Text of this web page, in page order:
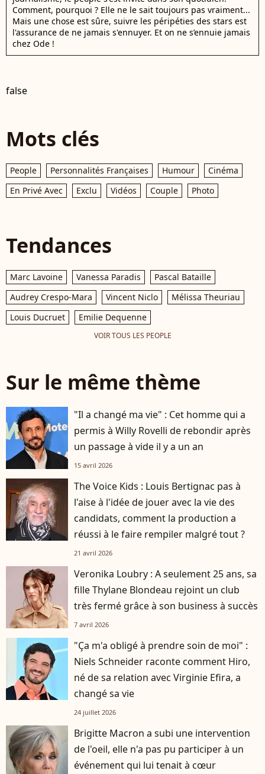
Comment, pourquoi ? Elle ne le sait toujours pas vraiment...
Mais une chose est sûre, suivre les péripéties des stars est
l'assurance de ne jamais s'ennuyer. Et on ne s’ennuie jamais
chez Ode !
false
Mots clés
People Personnalités Françaises Humour
Cinéma
En Privé Avec
Exclu Vidéos Couple Photo
Tendances
Marc Lavoine Vanessa Paradis
Pascal Bataille
Audrey Crespo-Mara
Vincent Niclo
Mélissa Theuriau
Louis Ducruet
Emilie Dequenne
VOIR TOUS LES PEOPLE
Sur le même thème
"Il a changé ma vie" : Cet homme qui a
permis à Willy Rovelli de rebondir après
un passage à vide il y a un an
15 avril 2026
The Voice Kids : Louis Bertignac pas à
l'aise à l'idée de jouer avec la vie des
candidats, comment la production a
réussi à le faire rempiler malgré tout ?
21 avril 2026
Veronika Loubry : A seulement 25 ans, sa
fille Thylane Blondeau rejoint un club
très fermé grâce à son business à succès
7 avril 2026
"Ça m'a obligé à prendre soin de moi" :
Niels Schneider raconte comment Hiro,
né de sa relation avec Virginie Efira, a
changé sa vie
24 juillet 2026
Brigitte Macron a subi une intervention
de l'oeil, elle n'a pas pu participer à un
événement qui lui tenait à cœur